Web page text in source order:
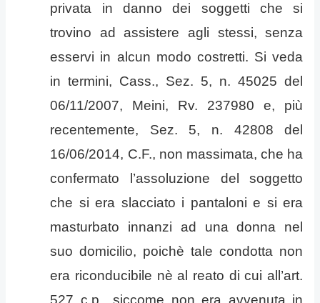
privata in danno dei soggetti che si
trovino ad assistere agli stessi, senza
esservi in alcun modo costretti. Si veda
in termini, Cass., Sez. 5, n. 45025 del
06/11/2007, Meini, Rv. 237980 e, più
recentemente, Sez. 5, n. 42808 del
16/06/2014, C.F., non massimata, che ha
confermato l’assoluzione del soggetto
che si era slacciato i pantaloni e si era
masturbato innanzi ad una donna nel
suo domicilio, poichè tale condotta non
era riconducibile nè al reato di cui all’art.
527 c.p., siccome non era avvenuta in